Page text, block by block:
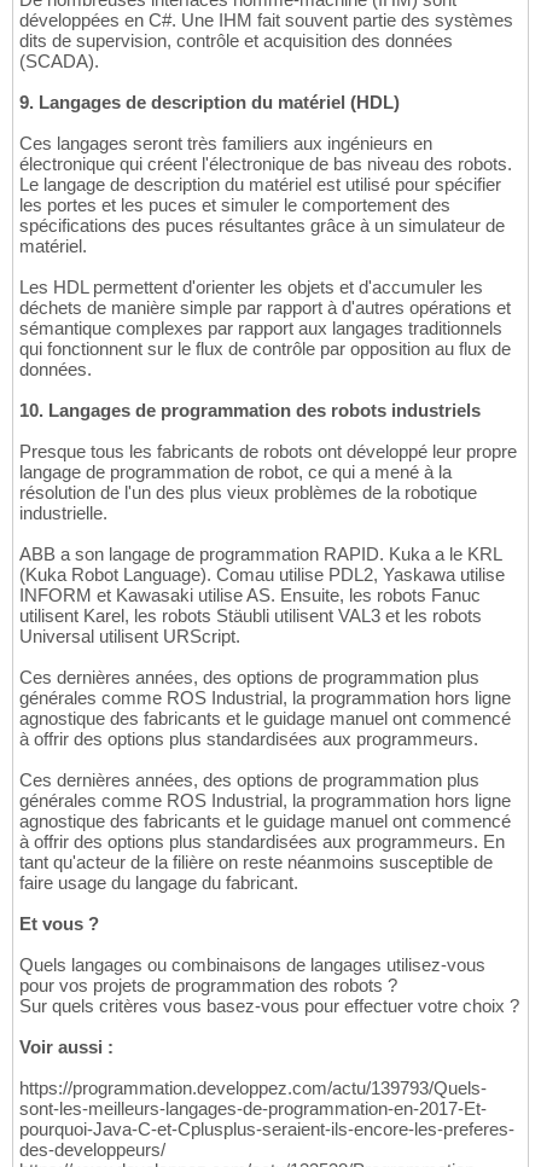
développées en C#. Une IHM fait souvent partie des systèmes
dits de supervision, contrôle et acquisition des données
(SCADA).
9. Langages de description du matériel (HDL)
Ces langages seront très familiers aux ingénieurs en
électronique qui créent l'électronique de bas niveau des robots.
Le langage de description du matériel est utilisé pour spécifier
les portes et les puces et simuler le comportement des
spécifications des puces résultantes grâce à un simulateur de
matériel.
Les HDL permettent d'orienter les objets et d'accumuler les
déchets de manière simple par rapport à d'autres opérations et
sémantique complexes par rapport aux langages traditionnels
qui fonctionnent sur le flux de contrôle par opposition au flux de
données.
10. Langages de programmation des robots industriels
Presque tous les fabricants de robots ont développé leur propre
langage de programmation de robot, ce qui a mené à la
résolution de l'un des plus vieux problèmes de la robotique
industrielle.
ABB a son langage de programmation RAPID. Kuka a le KRL
(Kuka Robot Language). Comau utilise PDL2, Yaskawa utilise
INFORM et Kawasaki utilise AS. Ensuite, les robots Fanuc
utilisent Karel, les robots Stäubli utilisent VAL3 et les robots
Universal utilisent URScript.
Ces dernières années, des options de programmation plus
générales comme ROS Industrial, la programmation hors ligne
agnostique des fabricants et le guidage manuel ont commencé
à offrir des options plus standardisées aux programmeurs.
Ces dernières années, des options de programmation plus
générales comme ROS Industrial, la programmation hors ligne
agnostique des fabricants et le guidage manuel ont commencé
à offrir des options plus standardisées aux programmeurs. En
tant qu'acteur de la filière on reste néanmoins susceptible de
faire usage du langage du fabricant.
Et vous ?
Quels langages ou combinaisons de langages utilisez-vous
pour vos projets de programmation des robots ?
Sur quels critères vous basez-vous pour effectuer votre choix ?
Voir aussi :
https://programmation.developpez.com/actu/139793/Quels-
sont-les-meilleurs-langages-de-programmation-en-2017-Et-
pourquoi-Java-C-et-Cplusplus-seraient-ils-encore-les-preferes-
des-developpeurs/